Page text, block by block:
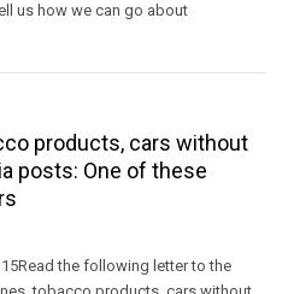
us how we can go about
products, cars without
posts: One of these
15Read the following letter to the